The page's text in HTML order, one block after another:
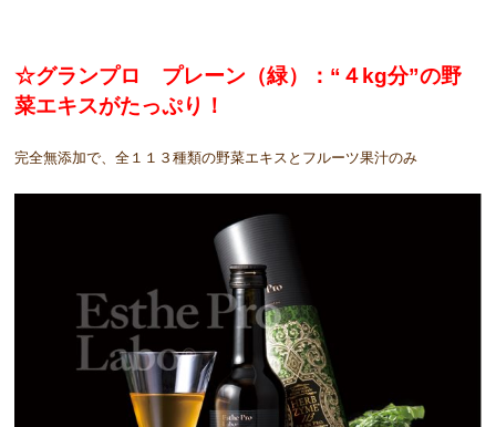
☆グランプロ プレーン（緑）：“４kg分”の野
菜エキスがたっぷり！
完全無添加で、全１１３種類の野菜エキスとフルーツ果汁のみ